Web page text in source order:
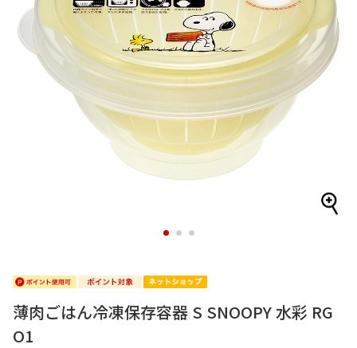
1 2 3
薄肉ごはん冷凍保存容器 S SNOOPY 水彩 RG
O1